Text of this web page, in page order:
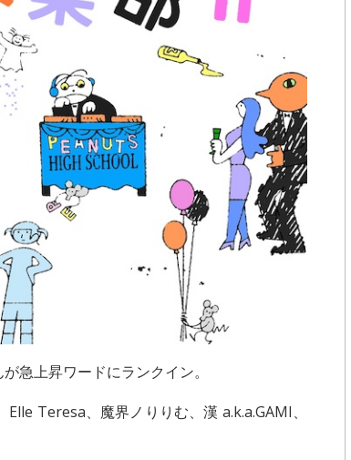
が急上昇ワードにランクイン。
Teresa、魔界ノりりむ、漢 a.k.a.GAMI、